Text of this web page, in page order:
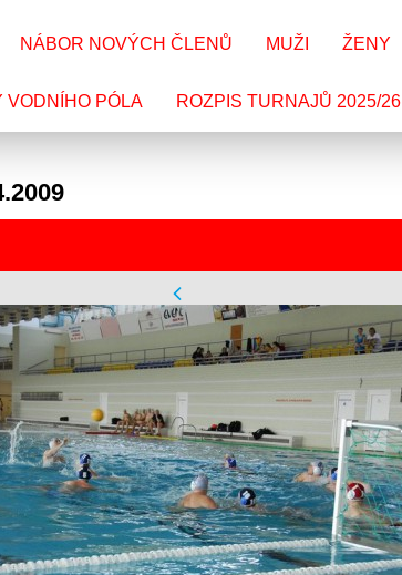
NÁBOR NOVÝCH ČLENŮ MUŽI ŽENY
VODNÍHO PÓLA ROZPIS TURNAJŮ 2025/26